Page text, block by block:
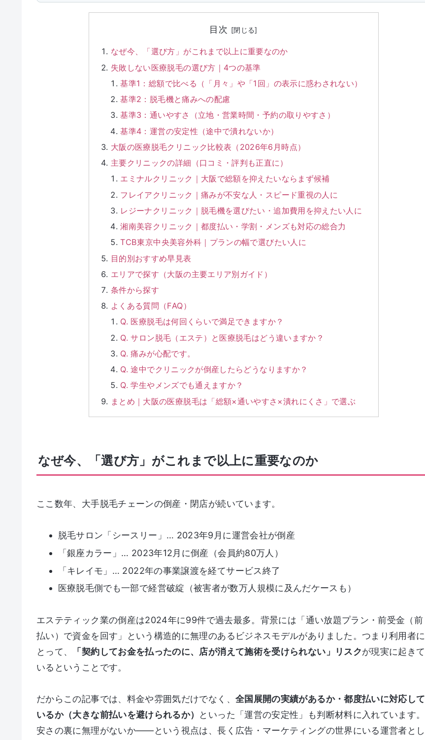
目次
なぜ今、「選び方」がこれまで以上に重要なのか
失敗しない医療脱毛の選び方｜4つの基準
基準1：総額で比べる（「月々」や「1回」の表示に惑わされない）
基準2：脱毛機と痛みへの配慮
基準3：通いやすさ（立地・営業時間・予約の取りやすさ）
基準4：運営の安定性（途中で潰れないか）
大阪の医療脱毛クリニック比較表（2026年6月時点）
主要クリニックの詳細（口コミ・評判も正直に）
エミナルクリニック｜大阪で総額を抑えたいならまず候補
フレイアクリニック｜痛みが不安な人・スピード重視の人に
レジーナクリニック｜脱毛機を選びたい・追加費用を抑えたい人に
湘南美容クリニック｜都度払い・学割・メンズも対応の総合力
TCB東京中央美容外科｜プランの幅で選びたい人に
目的別おすすめ早見表
エリアで探す（大阪の主要エリア別ガイド）
条件から探す
よくある質問（FAQ）
Q. 医療脱毛は何回くらいで満足できますか？
Q. サロン脱毛（エステ）と医療脱毛はどう違いますか？
Q. 痛みが心配です。
Q. 途中でクリニックが倒産したらどうなりますか？
Q. 学生やメンズでも通えますか？
まとめ｜大阪の医療脱毛は「総額×通いやすさ×潰れにくさ」で選ぶ
なぜ今、「選び方」がこれまで以上に重要なのか
ここ数年、大手脱毛チェーンの倒産・閉店が続いています。
脱毛サロン「シースリー」… 2023年9月に運営会社が倒産
「銀座カラー」… 2023年12月に倒産（会員約80万人）
「キレイモ」… 2022年の事業譲渡を経てサービス終了
医療脱毛側でも一部で経営破綻（被害者が数万人規模に及んだケースも）
エステティック業の倒産は2024年に99件で過去最多。背景には「通い放題プラン・前受金（前
払い）で資金を回す」という構造的に無理のあるビジネスモデルがありました。つまり利用者に
とって、
「契約してお金を払ったのに、店が消えて施術を受けられない」リスクが現実に起きて
いるということです。
だからこの記事では、料金や雰囲気だけでなく、 全国展開の実績があるか・都度払いに対応して
いるか（大きな前払いを避けられるか）
といった「運営の安定性」も判断材料に入れています。
安さの裏に無理がないか——という視点は、長く広告・マーケティングの世界にいる運営者とし